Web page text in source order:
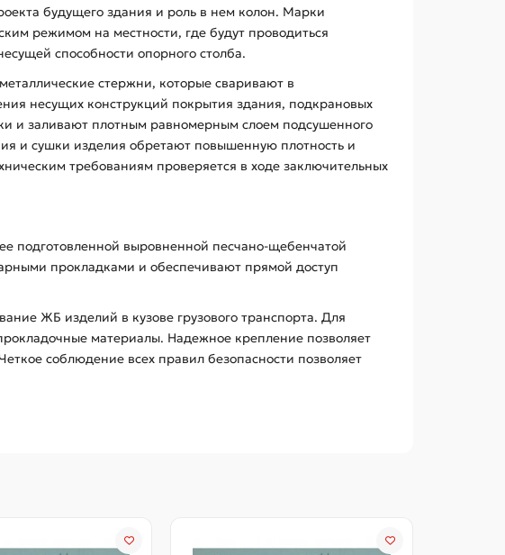
будущего здания и роль в нем колон. Марки
режимом на местности, где будут проводиться
способности опорного столба.
стержни, которые сваривают в
несущих конструкций покрытия здания, подкрановых
и заливают плотным равномерным слоем подсушенного
и сушки изделия обретают повышенную плотность и
требованиям проверяется в ходе заключительных
подготовленной выровненной песчано-щебенчатой
прокладками и обеспечивают прямой доступ
ЖБ изделий в кузове грузового транспорта. Для
материалы. Надежное крепление позволяет
соблюдение всех правил безопасности позволяет